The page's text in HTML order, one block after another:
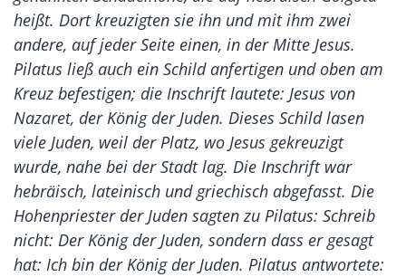
heißt. Dort kreuzigten sie ihn und mit ihm zwei
andere, auf jeder Seite einen, in der Mitte Jesus.
Pilatus ließ auch ein Schild anfertigen und oben am
Kreuz befestigen; die Inschrift lautete: Jesus von
Nazaret, der König der Juden. Dieses Schild lasen
viele Juden, weil der Platz, wo Jesus gekreuzigt
wurde, nahe bei der Stadt lag. Die Inschrift war
hebräisch, lateinisch und griechisch abgefasst. Die
Hohenpriester der Juden sagten zu Pilatus: Schreib
nicht: Der König der Juden, sondern dass er gesagt
hat: Ich bin der König der Juden. Pilatus antwortete: